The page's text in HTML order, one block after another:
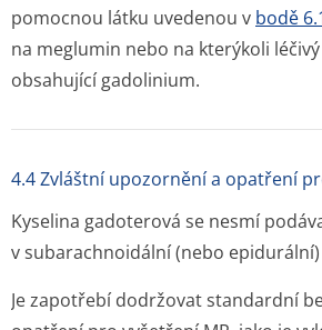
pomocnou látku uvedenou v bodě
na meglumin nebo na kterýkoli
obsahující gadolinium.
4.4 Zvláštní upozornění a opatření
Kyselina gadoterová se nesmí
v subarachnoidální (nebo epidurální)
Je zapotřebí dodržovat standardní